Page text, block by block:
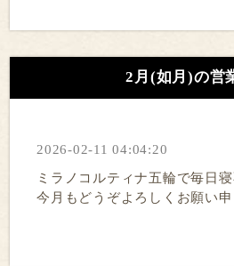
2月(如月)の営
2026-02-11 04:04:20
ミラノコルティナ五輪で毎日
今月もどうぞよろしくお願い